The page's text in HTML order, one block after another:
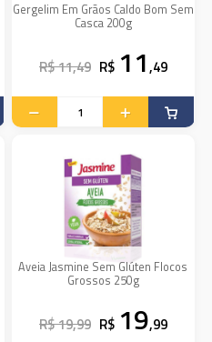
Gergelim Em Grãos Caldo Bom Sem
Casca 200g
R$ 11,49 R$ 11,49
Aveia Jasmine Sem Glúten Flocos
Grossos 250g
R$ 19,99 R$ 19,99